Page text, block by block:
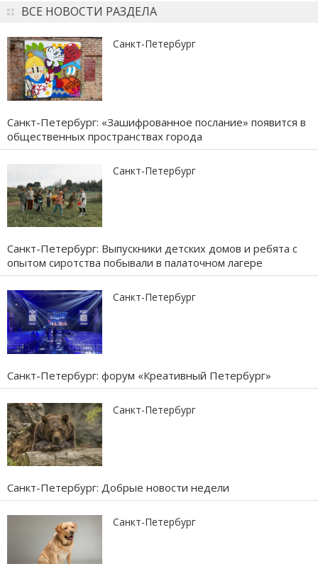
ВСЕ НОВОСТИ РАЗДЕЛА
Санкт-Петербург
Санкт-Петербург: «Зашифрованное послание» появится в
общественных пространствах города
Санкт-Петербург
Санкт-Петербург: Выпускники детских домов и ребята с
опытом сиротства побывали в палаточном лагере
Санкт-Петербург
Санкт-Петербург: форум «Креативный Петербург»
Санкт-Петербург
Санкт-Петербург: Добрые новости недели
Санкт-Петербург